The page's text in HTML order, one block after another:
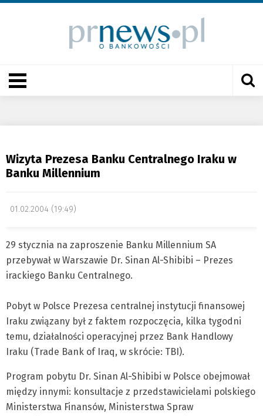
Wizyta Prezesa Banku Centralnego Iraku w
Banku Millennium
01.02.2004 (19:49)
29 stycznia na zaproszenie Banku Millennium SA
przebywał w Warszawie Dr. Sinan Al-Shibibi – Prezes
irackiego Banku Centralnego.
Pobyt w Polsce Prezesa centralnej instytucji finansowej
Iraku związany był z faktem rozpoczęcia, kilka tygodni
temu, działalności operacyjnej przez Bank Handlowy
Iraku (Trade Bank of Iraq, w skrócie: TBI).
Program pobytu Dr. Sinan Al-Shibibi w Polsce obejmował
między innymi: konsultacje z przedstawicielami polskiego
Ministerstwa Finansów, Ministerstwa Spraw